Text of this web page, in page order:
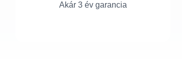
Akár 3 év garancia